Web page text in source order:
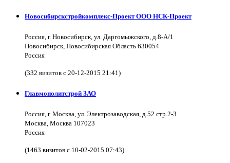
Новосибирскстройкомплекс-Проект ООО НСК-Проект
Россия, г. Новосибирск, ул. Даргомыжского, д.8-А/1
Новосибирск, Новосибирская Область 630054
Россия
(332 визитов с 20-12-2015 21:41)
Главмонолитстрой ЗАО
Россия, г. Москва, ул. Электрозаводская, д.52 стр.2-3
Москва, Москва 107023
Россия
(1463 визитов с 10-02-2015 07:43)